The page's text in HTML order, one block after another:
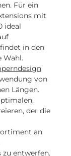
Für ein
mit
ideal
in den
Wahl.
von
Längen.
der die
an
entwerfen.